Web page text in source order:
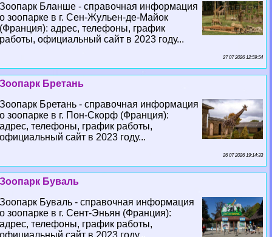
Зоопарк Бланше - справочная информация
о зоопарке в г. Сен-Жульен-де-Майок
(Франция): адрес, телефоны, график
работы, официальный сайт в 2023 году...
27 07 2026 12:59:54
Зоопарк Бретань
Зоопарк Бретань - справочная информация
о зоопарке в г. Пон-Скорф (Франция):
адрес, телефоны, график работы,
официальный сайт в 2023 году...
26 07 2026 19:14:33
Зоопарк Буваль
Зоопарк Буваль - справочная информация
о зоопарке в г. Сент-Эньян (Франция):
адрес, телефоны, график работы,
официальный сайт в 2023 году...